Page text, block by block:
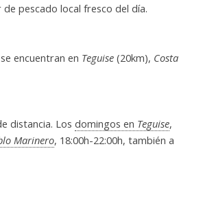
pescado local fresco del día.
encuentran en Teguise (20km), Costa
distancia. Losdomingos en Teguise,
Marinero, 18:00h-22:00h, también a